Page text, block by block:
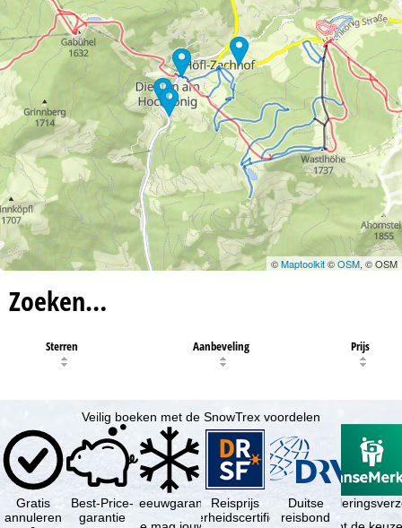
©Maptoolkit©OSM, © OSM
Zoeken…
Sterren Aanbeveling Prijs
Veilig boeken met de SnowTrex voordelen
Gratis
annuleren
Best-Price-
garantie
SneeuwgarantieReisprijs
zekerheidscertificaat
Duitse
reisbond